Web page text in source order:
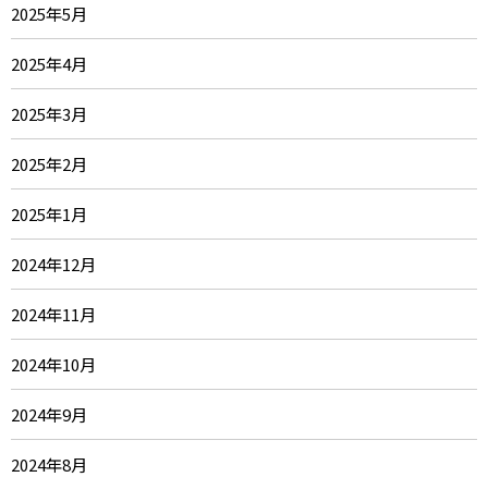
2025年5月
2025年4月
2025年3月
2025年2月
2025年1月
2024年12月
2024年11月
2024年10月
2024年9月
2024年8月